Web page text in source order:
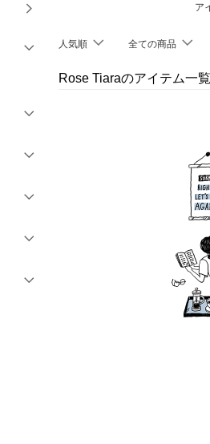
％OFF
ア
人気順 全ての商品
Rose Tiaraのアイテム一覧